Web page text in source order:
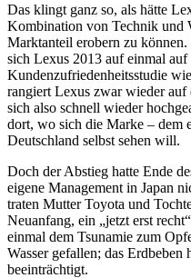
Das klingt ganz so, als hätte
Kombination von Technik und
Marktanteil erobern zu
sich Lexus 2013 auf einmal auf
Kundenzufriedenheitsstudie
rangiert Lexus zwar wieder auf
sich also schnell wieder
dort, wo sich die Marke – dem
Deutschland selbst sehen will.
Doch der Abstieg hatte Ende
eigene Management in Japan
traten Mutter Toyota und
Neuanfang, ein „jetzt erst
einmal dem Tsunamie zum
Wasser gefallen; das
beeinträchtigt.